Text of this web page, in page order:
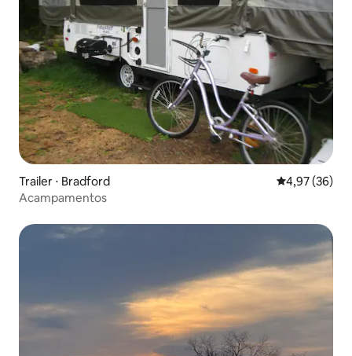
Trailer ⋅ Bradford 4,97 de uma
4,97 (36)
Acampamentos